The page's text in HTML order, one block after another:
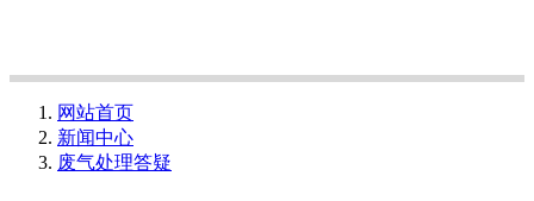
网站首页
新闻中心
废气处理答疑